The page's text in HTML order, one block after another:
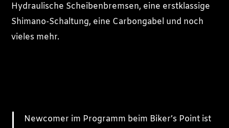
Hydraulische Scheibenbremsen, eine erstklassige
Shimano-Schaltung, eine Carbongabel und noch
vieles mehr.
Newcomer im Programm beim Biker’s Point ist